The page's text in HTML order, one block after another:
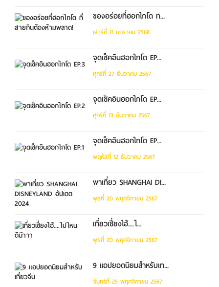
ของอร่อยที่ฮอกไกโด ท...
เสาร์ที่ 11 มกราคม 2568
จุดเช็คอินฮอกไกโด EP...
ศุกร์ที่ 27 ธันวาคม 2567
จุดเช็คอินฮอกไกโด EP...
ศุกร์ที่ 13 ธันวาคม 2567
จุดเช็คอินฮอกไกโด EP...
พฤหัสที่ 12 ธันวาคม 2567
พาเที่ยว SHANGHAI DI...
พุธที่ 20 พฤศจิกายน 2567
เที่ยวเซี่ยงไฮ้....ไ...
พุธที่ 20 พฤศจิกายน 2567
9 แอปยอดนิยมสำหรับเท...
จันทร์ที่ 25 พฤศจิกายน 2567